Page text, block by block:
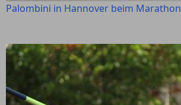
Palombini in Hannover beim Marathon